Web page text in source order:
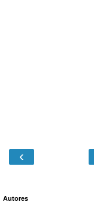
‹
Autores